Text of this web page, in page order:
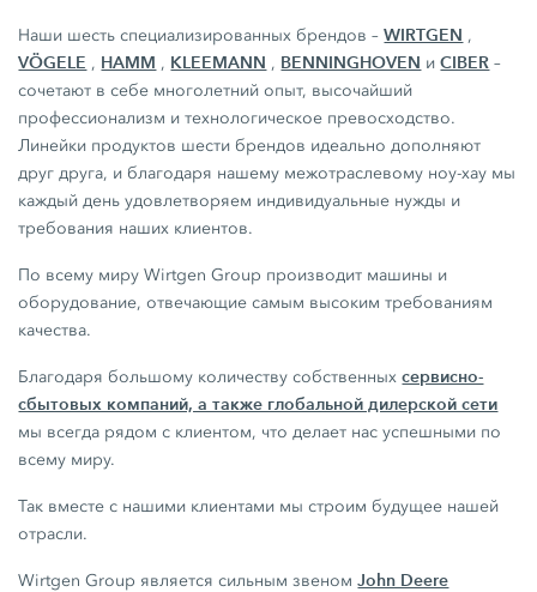
Наши шесть специализированных брендов –WIRTGEN ,
VÖGELE , HAMM , KLEEMANN , BENNINGHOVEN иCIBER –
сочетают в себе многолетний опыт, высочайший
профессионализм и технологическое превосходство.
Линейки продуктов шести брендов идеально дополняют
друг друга, и благодаря нашему межотраслевому ноу-хау мы
каждый день удовлетворяем индивидуальные нужды и
требования наших клиентов.
По всему миру Wirtgen Group производит машины и
оборудование, отвечающие самым высоким требованиям
качества.
Благодаря большому количеству собственныхсервисно-
сбытовых компаний, а также глобальной дилерской сети
мы всегда рядом с клиентом, что делает нас успешными по
всему миру.
Так вместе с нашими клиентами мы строим будущее нашей
отрасли.
Wirtgen Group является сильным звеномJohn Deere